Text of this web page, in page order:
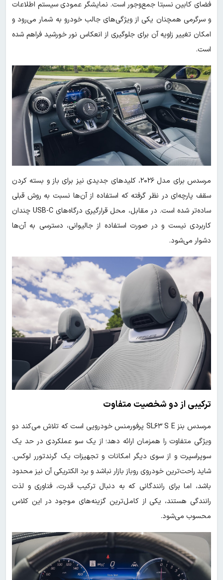
فضای کابین نسبتا جمع‌وجور است. نمایشگر عمودی سیستم اطلاعات
و سرگرمی همچنان یکی از ویژگی‌های جالب خودرو به شمار می‌رود و
امکان تغییر زاویه آن برای جلوگیری از انعکاس نور خورشید فراهم شده
است.
مرسدس برای مدل ۲۰۲۶، کلیدهای جدیدی نیز برای باز و بسته کردن
سقف پارچه‌ای در نظر گرفته که استفاده از آن‌ها نسبت به روش قبلی
ساده‌تر شده است. در مقابل، محل قرارگیری درگاه‌های USB-C چندان
کاربردی نیست و در صورت استفاده از جالیوانی، دسترسی به آن‌ها
دشوار می‌شود.
ترکیبی از دو شخصیت متفاوت
مرسدس بنز SL۶۳ S E پرفورمنس خودرویی است که تلاش می‌کند دو
ویژگی متفاوت را همزمان ارائه دهد؛ از یک سو عملکردی در حد یک
سوپراسپرت و از سوی دیگر امکانات و تجهیزات یک گرندتورر لوکس.
شاید راحت‌ترین خودروی روباز بازار نباشد و برد الکتریکی آن نیز محدود
باشد، اما برای رانندگانی که به دنبال ترکیب قدرت، فناوری و لذت
رانندگی هستند، یکی از کامل‌ترین گزینه‌های موجود در این کلاس
محسوب می‌شود.